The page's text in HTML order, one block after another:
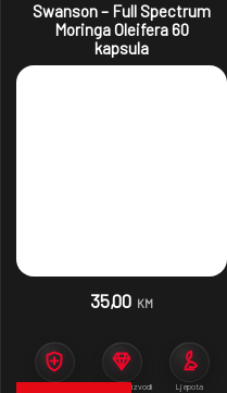
Swanson – Full Spectrum
Moringa Oleifera 60
kapsula
35,00 KM
Premium proizvodi Ljepota